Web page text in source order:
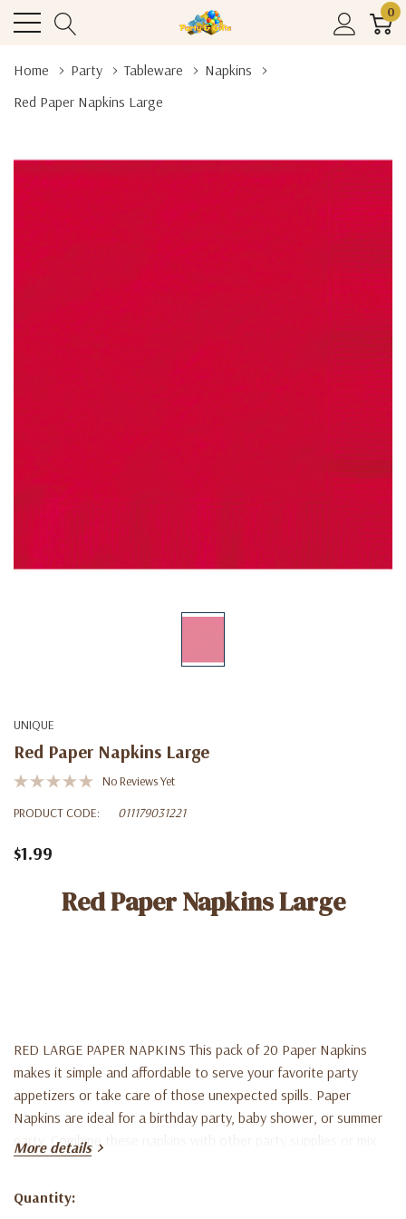
0
Home Party Tableware
Napkins
Red Paper Napkins Large
UNIQUE
Red Paper Napkins Large
No Reviews Yet
PRODUCT CODE:
011179031221
$1.99
Red Paper Napkins Large
RED LARGE PAPER NAPKINS This pack of 20 Paper Napkins
makes it simple and affordable to serve your favorite party
appetizers or take care of those unexpected spills. Paper
Napkins are ideal for a birthday party, baby shower, or summer
party. Combine these napkins with other party supplies or mix
with printed and other solid tableware to personalize your party
More details
Current
Quantity: